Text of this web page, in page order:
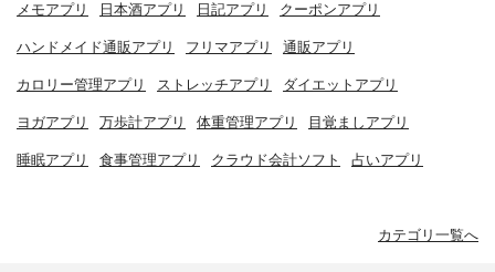
メモアプリ 日本酒アプリ 日記アプリ クーポンアプリ
ハンドメイド通販アプリ フリマアプリ 通販アプリ
カロリー管理アプリ ストレッチアプリ ダイエットアプリ
ヨガアプリ 万歩計アプリ 体重管理アプリ 目覚ましアプリ
睡眠アプリ 食事管理アプリ クラウド会計ソフト 占いアプリ
カテゴリ一覧へ